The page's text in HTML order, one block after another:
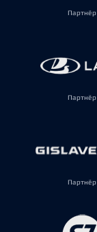
Партнёр
Партнёр
Партнёр